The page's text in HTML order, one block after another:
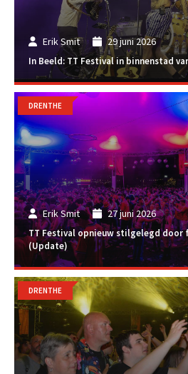
Erik Smit 29 juni 2026
In Beeld: TT Festival in binnenstad
Erik Smit 27 juni 2026
TT Festival opnieuw stilgelegd door
(Update)
DRENTHE
DRENTHE